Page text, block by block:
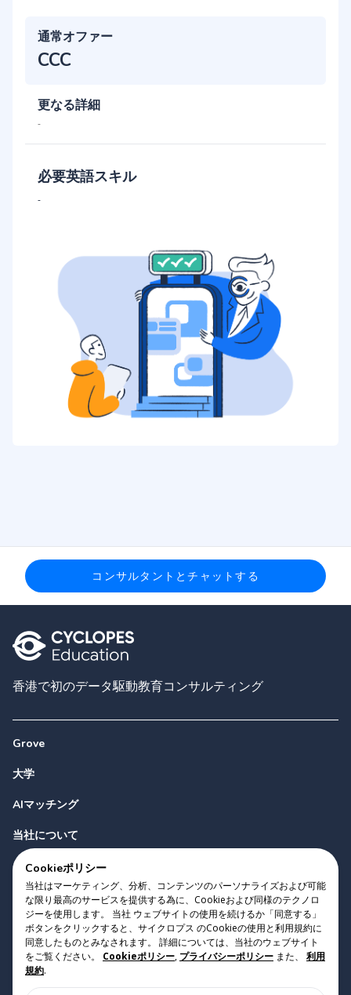
通常オファー
CCC
更なる詳細
-
必要英語スキル
-
コンサルタントとチャットする
香港で初のデータ駆動教育コンサルティング
Grove
大学
AIマッチング
当社について
お問い合わせ
Copyright 2023 Cyclopes® • v0.31.0
Cookieポリシー • プライバシーポリシー • 利用規約
Cookieポリシー
当社はマーケティング、分析、コンテンツのパーソナライズおよび可能
な限り最高のサービスを提供する為に、Cookieおよび同様のテクノロ
ジーを使用します。 当社 ウェブサイトの使用を続けるか「同意する」
ボタンをクリックすると、サイクロプス のCookieの使用と利用規約に
同意したものとみなされます。 詳細については、当社のウェブサイト
をご覧ください。
Cookieポリシー, プライバシーポリシー また、
利用
規約.